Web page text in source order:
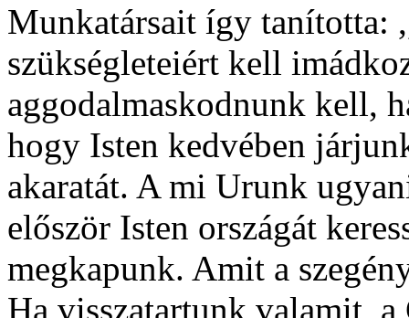
Munkatársait így tanította:
szükségleteiért kell
aggodalmaskodnunk kell,
hogy Isten kedvében
akaratát. A mi Urunk
először Isten országát
megkapunk. Amit a
Ha visszatartunk valamit,